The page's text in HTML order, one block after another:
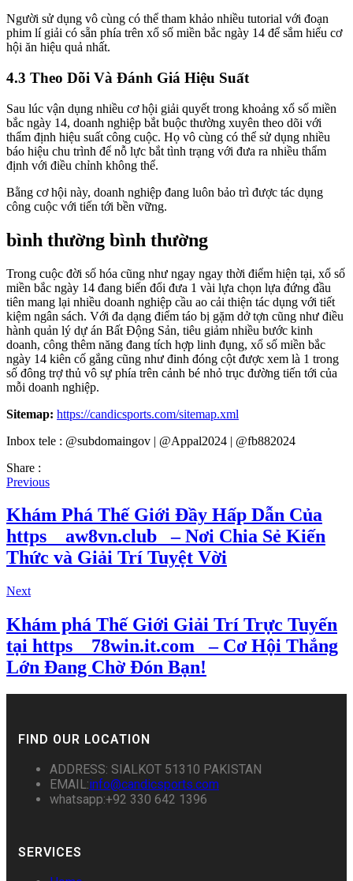
Người sử dụng vô cùng có thể tham khảo nhiều tutorial với đoạn
phim lí giải có sẵn phía trên xổ số miền bắc ngày 14 để sắm hiểu cơ
hội ăn hiệu quả nhất.
4.3 Theo Dõi Và Đánh Giá Hiệu Suất
Sau lúc vận dụng nhiều cơ hội giải quyết trong khoảng xổ số miền
bắc ngày 14, doanh nghiệp bắt buộc thường xuyên theo dõi với
thẩm định hiệu suất công cuộc. Họ vô cùng có thể sử dụng nhiều
báo hiệu chu trình để nỗ lực bắt tình trạng với đưa ra nhiều thẩm
định với điều chỉnh không thể.
Bằng cơ hội này, doanh nghiệp đang luôn bảo trì được tác dụng
công cuộc với tiến tới bền vững.
bình thường bình thường
Trong cuộc đời số hóa cũng như ngay ngay thời điểm hiện tại, xổ số
miền bắc ngày 14 đang biến đổi đưa 1 vài lựa chọn lựa đứng đầu
tiên mang lại nhiều doanh nghiệp cầu ao cải thiện tác dụng với tiết
kiệm ngân sách. Với đa dạng điểm táo bị gặm dở tợn cũng như điều
hành quản lý dự án Bất Động Sản, tiêu giảm nhiều bước kinh
doanh, công thêm năng đang tích hợp linh đụng, xổ số miền bắc
ngày 14 kiên cố gắng cũng như đinh đóng cột được xem là 1 trong
số đông trợ thủ vô sự phía trên cảnh bé nhỏ trục đường tiến tới của
mỗi doanh nghiệp.
Sitemap: https://candicsports.com/sitemap.xml
Inbox tele : @subdomaingov | @Appal2024 | @fb882024
Share :
Previous
Khám Phá Thế Giới Đầy Hấp Dẫn Của
https__aw8vn.club_ – Nơi Chia Sẻ Kiến
Thức và Giải Trí Tuyệt Vời
Next
Khám phá Thế Giới Giải Trí Trực Tuyến
tại https__78win.it.com_ – Cơ Hội Thắng
Lớn Đang Chờ Đón Bạn!
FIND OUR LOCATION
ADDRESS: SIALKOT 51310 PAKISTAN
EMAIL:info@candicsports.com
whatsapp:+92 330 642 1396
SERVICES